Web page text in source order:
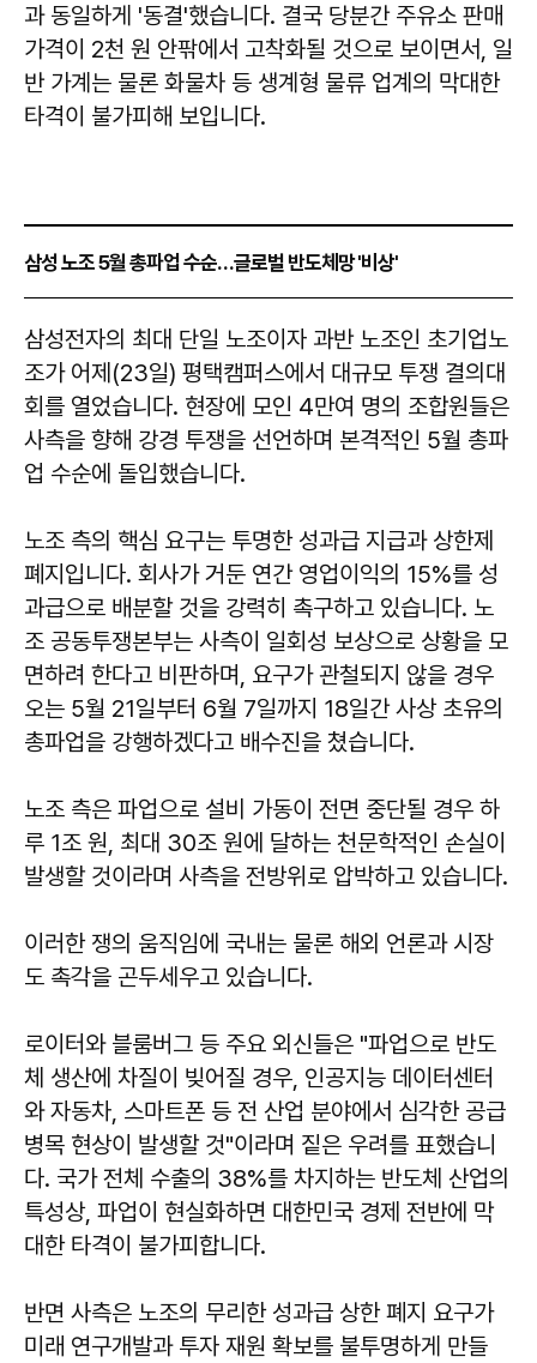
과 동일하게 '동결'했습니다. 결국 당분간 주유소 판매
가격이 2천 원 안팎에서 고착화될 것으로 보이면서, 일
반 가계는 물론 화물차 등 생계형 물류 업계의 막대한
타격이 불가피해 보입니다.
삼성 노조 5월 총파업 수순…글로벌 반도체망 '비상'
삼성전자의 최대 단일 노조이자 과반 노조인 초기업노
조가 어제(23일) 평택캠퍼스에서 대규모 투쟁 결의대
회를 열었습니다. 현장에 모인 4만여 명의 조합원들은
사측을 향해 강경 투쟁을 선언하며 본격적인 5월 총파
업 수순에 돌입했습니다.
노조 측의 핵심 요구는 투명한 성과급 지급과 상한제
폐지입니다. 회사가 거둔 연간 영업이익의 15%를 성
과급으로 배분할 것을 강력히 촉구하고 있습니다. 노
조 공동투쟁본부는 사측이 일회성 보상으로 상황을 모
면하려 한다고 비판하며, 요구가 관철되지 않을 경우
오는 5월 21일부터 6월 7일까지 18일간 사상 초유의
총파업을 강행하겠다고 배수진을 쳤습니다.
노조 측은 파업으로 설비 가동이 전면 중단될 경우 하
루 1조 원, 최대 30조 원에 달하는 천문학적인 손실이
발생할 것이라며 사측을 전방위로 압박하고 있습니다.
이러한 쟁의 움직임에 국내는 물론 해외 언론과 시장
도 촉각을 곤두세우고 있습니다.
로이터와 블룸버그 등 주요 외신들은 "파업으로 반도
체 생산에 차질이 빚어질 경우, 인공지능 데이터센터
와 자동차, 스마트폰 등 전 산업 분야에서 심각한 공급
병목 현상이 발생할 것"이라며 짙은 우려를 표했습니
다. 국가 전체 수출의 38%를 차지하는 반도체 산업의
특성상, 파업이 현실화하면 대한민국 경제 전반에 막
대한 타격이 불가피합니다.
반면 사측은 노조의 무리한 성과급 상한 폐지 요구가
미래 연구개발과 투자 재원 확보를 불투명하게 만들